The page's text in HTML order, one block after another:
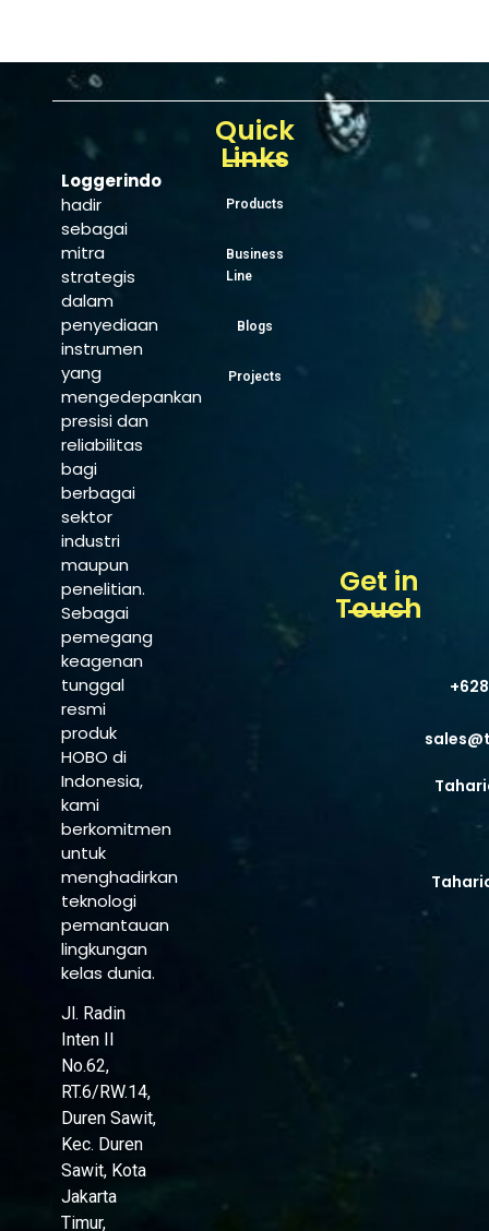
Loggerindo
hadir
sebagai
mitra
strategis
dalam
penyediaan
instrumen
yang
mengedepankan
presisi dan
reliabilitas
bagi
berbagai
sektor
industri
maupun
penelitian.
Sebagai
pemegang
keagenan
tunggal
resmi
produk
HOBO di
Indonesia,
kami
berkomitmen
untuk
menghadirkan
teknologi
pemantauan
lingkungan
kelas dunia.
Jl. Radin
Inten II
No.62,
RT.6/RW.14,
Duren Sawit,
Kec. Duren
Sawit, Kota
Jakarta
Timur,
Quick
Links
Products
Business
Line
Blogs
Projects
Get in
Touch